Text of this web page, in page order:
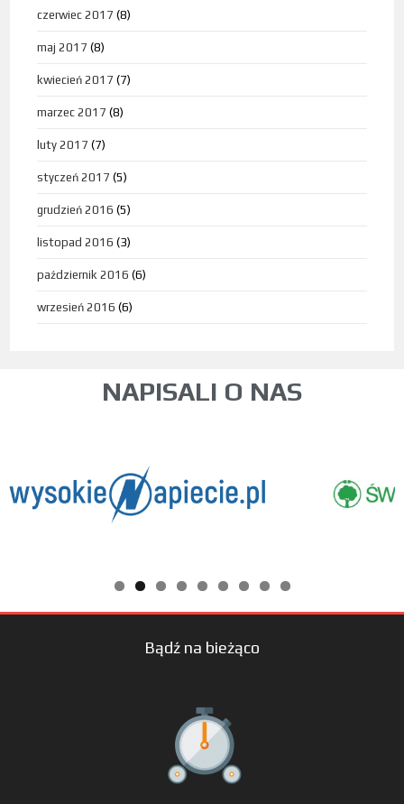
czerwiec 2017 (8)
maj 2017 (8)
kwiecień 2017 (7)
marzec 2017 (8)
luty 2017 (7)
styczeń 2017 (5)
grudzień 2016 (5)
listopad 2016 (3)
październik 2016 (6)
wrzesień 2016 (6)
NAPISALI O NAS
Bądź na bieżąco